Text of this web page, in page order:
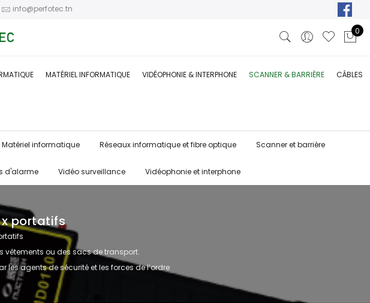
info@perfotec.tn
0
MATÉRIEL INFORMATIQUE VIDÉOPHONIE & INTERPHONE SCANNER & BARRIÈRE CÂBLES
Matériel informatique Réseaux informatique et fibre optique Scanner et barrière
d'alarme Vidéo surveillance Vidéophonie et interphone
portatifs
vêtements ou des sacs de transport.
les agents de sécurité et les forces de l’ordre